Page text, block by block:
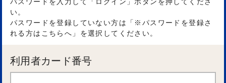
い。
パスワードを登録していない方は「※パスワードを登録さ
れる方はこちらへ」を選択してください。
利用者カード番号